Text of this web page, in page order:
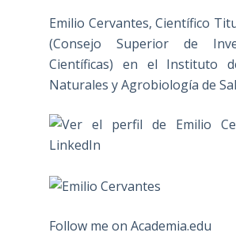
Emilio Cervantes, Científico
(Consejo Superior de
Científicas) en el Instituto
Naturales y Agrobiología de
Follow me on Academia.edu